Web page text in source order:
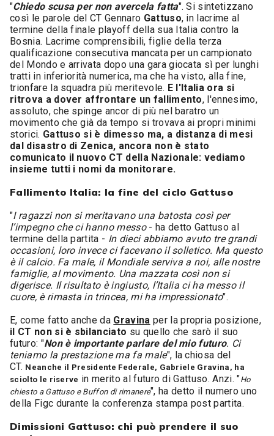
"Chiedo scusa per non avercela fatta". Si sintetizzano
così le parole del CT Gennaro Gattuso, in lacrime al
termine della finale playoff della sua Italia contro la
Bosnia. Lacrime comprensibili, figlie della terza
qualificazione consecutiva mancata per un campionato
del Mondo e arrivata dopo una gara giocata sì per lunghi
tratti in inferiorità numerica, ma che ha visto, alla fine,
trionfare la squadra più meritevole. E l'Italia ora si
ritrova a dover affrontare un fallimento, l'ennesimo,
assoluto, che spinge ancor di più nel baratro un
movimento che già da tempo si trovava ai propri minimi
storici. Gattuso si è dimesso ma, a distanza di mesi
dal disastro di Zenica, ancora non è stato
comunicato il nuovo CT della Nazionale: vediamo
insieme tutti i nomi da monitorare.
Fallimento Italia: la fine del ciclo Gattuso
"I ragazzi non si meritavano una batosta così per
l’impegno che ci hanno messo- ha detto Gattuso al
termine della partita - In dieci abbiamo avuto tre grandi
occasioni, loro invece ci facevano il solletico. Ma questo
è il calcio. Fa male, il Mondiale serviva a noi, alle nostre
famiglie, al movimento. Una mazzata così non si
digerisce. Il risultato è ingiusto, l’Italia ci ha messo il
cuore, è rimasta in trincea, mi ha impressionato".
E, come fatto anche da Gravina per la propria posizione,
il CT non si è sbilanciato su quello che sarò il suo
futuro: "Non è importante parlare del mio futuro. Ci
teniamo la prestazione ma fa male", la chiosa del
CT. Neanche il Presidente Federale, Gabriele Gravina, ha
sciolto le riserve in merito al futuro di Gattuso. Anzi. "Ho
chiesto a Gattuso e Buffon di rimanere", ha detto il numero uno
della Figc durante la conferenza stampa post partita.
Dimissioni Gattuso: chi può prendere il suo